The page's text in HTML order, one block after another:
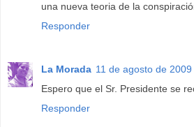
una nueva teoria de la
Responder
La Morada 11 de agosto de
Espero que el Sr. Presidente se
Responder